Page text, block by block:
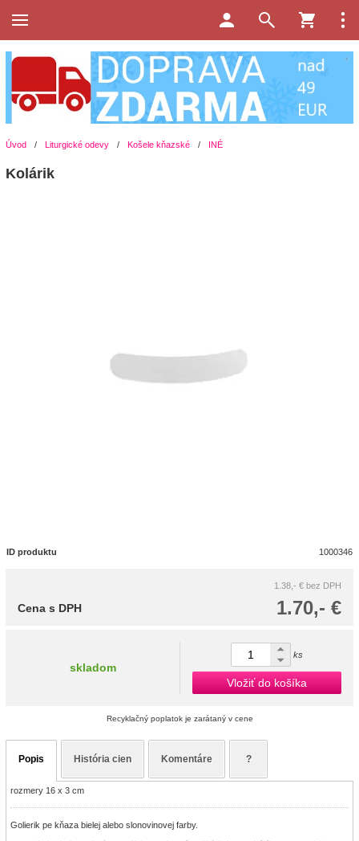
Úvod / Liturgické odevy / Košele kňazské / INÉ
Kolárik
ID produktu 1000346
1.38,- € bez DPH
1.70,- €
Cena s DPH
skladom
ks
Vložiť do košíka
Recyklačný poplatok je zarátaný v cene
Popis História cien Komentáre ?
rozmery 16 x 3 cm
Golierik pe kňaza bielej alebo slonovinovej farby.